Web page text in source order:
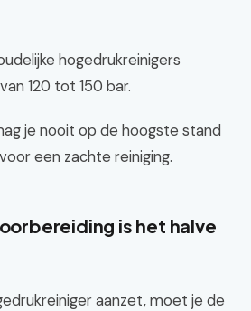
hogedrukreinigers
120 tot 150 bar.
je nooit op de hoogste stand
een zachte reiniging.
is het halve
aanzet, moet je de